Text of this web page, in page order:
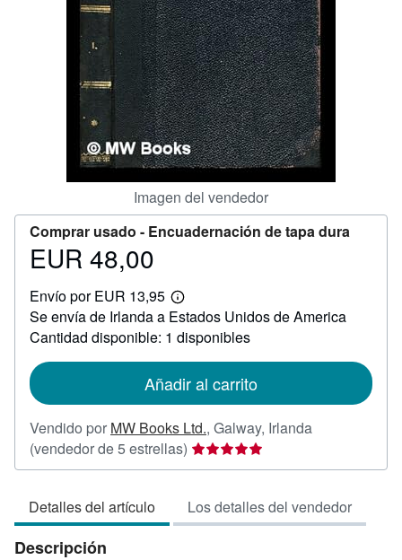
Imagen del vendedor
Comprar usado - Encuadernación de tapa dura
Precio
48,00
EUR 48,00
Envío por EUR 13,95
Más
información
sobre
las
envío
Se envía de Irlanda a Estados Unidos de America
Cantidad disponible: 1 disponibles
Añadir al carrito
Vendido por MW Books Ltd., Galway, Irlanda
(vendedor de 5 estrellas) Calificación
del
5
de
Detalles del artículo Los detalles del vendedor
Descripción